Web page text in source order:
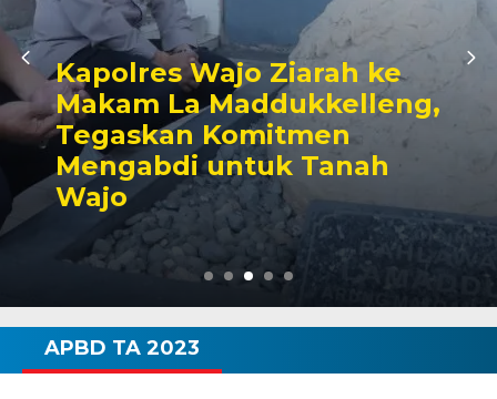
Kapolres Wajo Ziarah ke
Makam La Maddukkelleng,
Tegaskan Komitmen
Mengabdi untuk Tanah
Wajo
APBD TA 2023